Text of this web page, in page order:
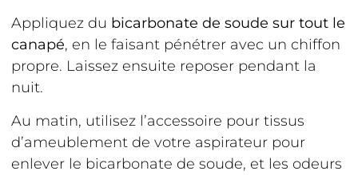
Appliquez du bicarbonate de soude sur tout le
canapé, en le faisant pénétrer avec un chiffon
propre. Laissez ensuite reposer pendant la
nuit.
Au matin, utilisez l’accessoire pour tissus
d’ameublement de votre aspirateur pour
enlever le bicarbonate de soude, et les odeurs